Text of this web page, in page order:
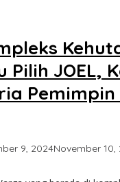
Pilih JOEL,
Pemimpin
9, 2024November 10,